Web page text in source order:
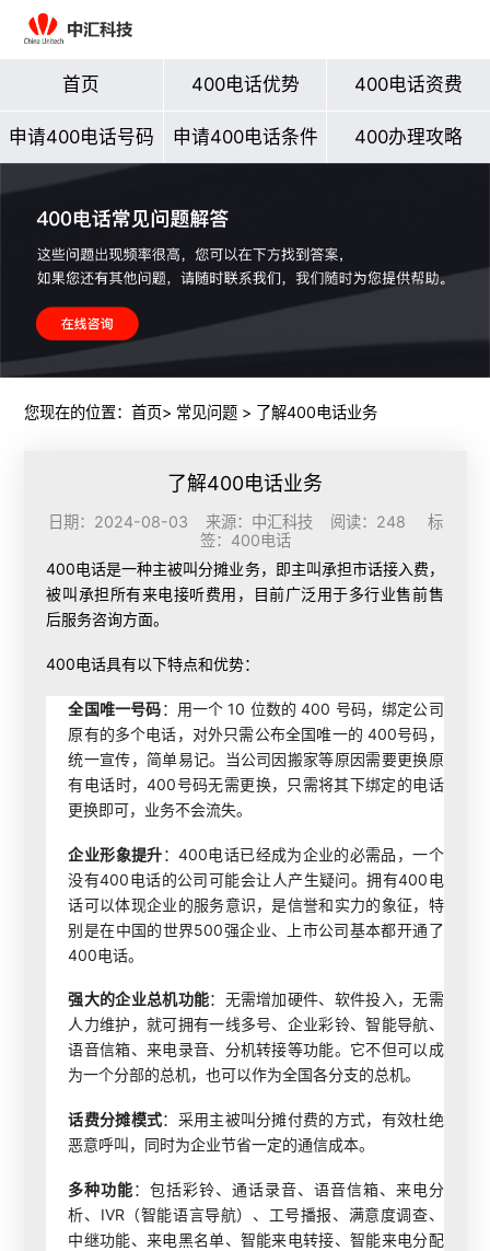
首页 400电话优势 400电话资费
申请400电话号码 申请400电话条件 400办理攻略
您现在的位置： 首页> 常见问题> 了解400电话业务
了解400电话业务
日期：2024-08-03 来源：中汇科技 阅读：248 标
签： 400电话
400电话是一种主被叫分摊业务，即主叫承担市话接入费，
被叫承担所有来电接听费用，目前广泛用于多行业售前售
后服务咨询方面。
400电话具有以下特点和优势：
全国唯一号码：用一个 10 位数的 400 号码，绑定公司
原有的多个电话，对外只需公布全国唯一的 400号码，
统一宣传，简单易记。当公司因搬家等原因需要更换原
有电话时，400号码无需更换，只需将其下绑定的电话
更换即可，业务不会流失。
企业形象提升：400电话已经成为企业的必需品，一个
没有400电话的公司可能会让人产生疑问。拥有400电
话可以体现企业的服务意识，是信誉和实力的象征，特
别是在中国的世界500强企业、上市公司基本都开通了
400电话。
强大的企业总机功能：无需增加硬件、软件投入，无需
人力维护，就可拥有一线多号、企业彩铃、智能导航、
语音信箱、来电录音、分机转接等功能。它不但可以成
为一个分部的总机，也可以作为全国各分支的总机。
话费分摊模式：采用主被叫分摊付费的方式，有效杜绝
恶意呼叫，同时为企业节省一定的通信成本。
多种功能：包括彩铃、通话录音、语音信箱、来电分
析、IVR（智能语言导航）、工号播报、满意度调查、
中继功能、来电黑名单、智能来电转接、智能来电分配